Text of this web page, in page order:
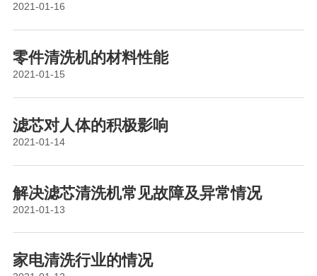
2021-01-16
零件清洗机的材料性能
2021-01-15
滤芯对人体的积极影响
2021-01-14
解决滤芯清洗机常见故障及异常情况
2021-01-13
家电清洗行业的情况